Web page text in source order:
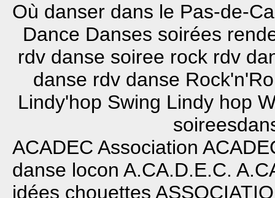
Où danser dans le Pas-de-
Dance Danses soirées
rdv danse soiree rock rdv
danse rdv danse
Lindy'hop Swing Lindy hop
ACADEC Association
danse locon A.CA.D.E.C.
idées chouettes